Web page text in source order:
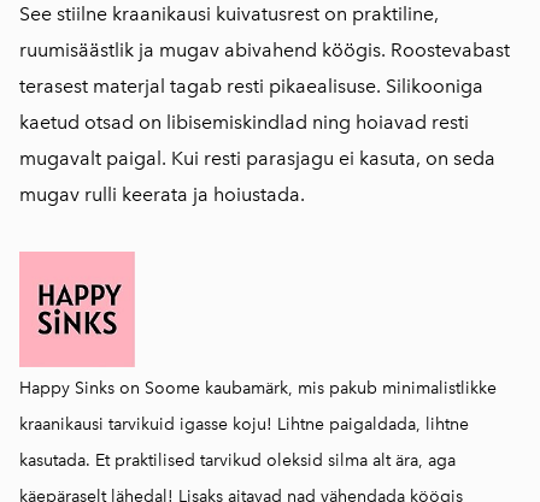
See stiilne kraanikausi kuivatusrest on praktiline,
ruumisäästlik ja mugav abivahend köögis. Roostevabast
terasest materjal tagab resti pikaealisuse. Silikooniga
kaetud otsad on libisemiskindlad ning hoiavad resti
mugavalt paigal. Kui resti parasjagu ei kasuta, on seda
mugav rulli keerata ja hoiustada.
Happy Sinks on Soome kaubamärk, mis pakub minimalistlikke
kraanikausi tarvikuid igasse koju! Lihtne paigaldada, lihtne
kasutada. Et praktilised tarvikud oleksid silma alt ära, aga
käepäraselt lähedal! Lisaks aitavad nad vähendada köögis